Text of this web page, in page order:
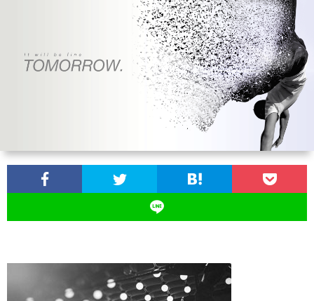
ナ
ッ
プ
グ
観
戦
ン
ガ・
ド
ラ
リ
ー
ー
ム